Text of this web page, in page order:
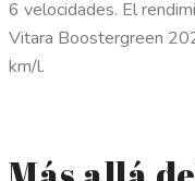
6 velocidades. El
Vitara Boostergreen
km/l.